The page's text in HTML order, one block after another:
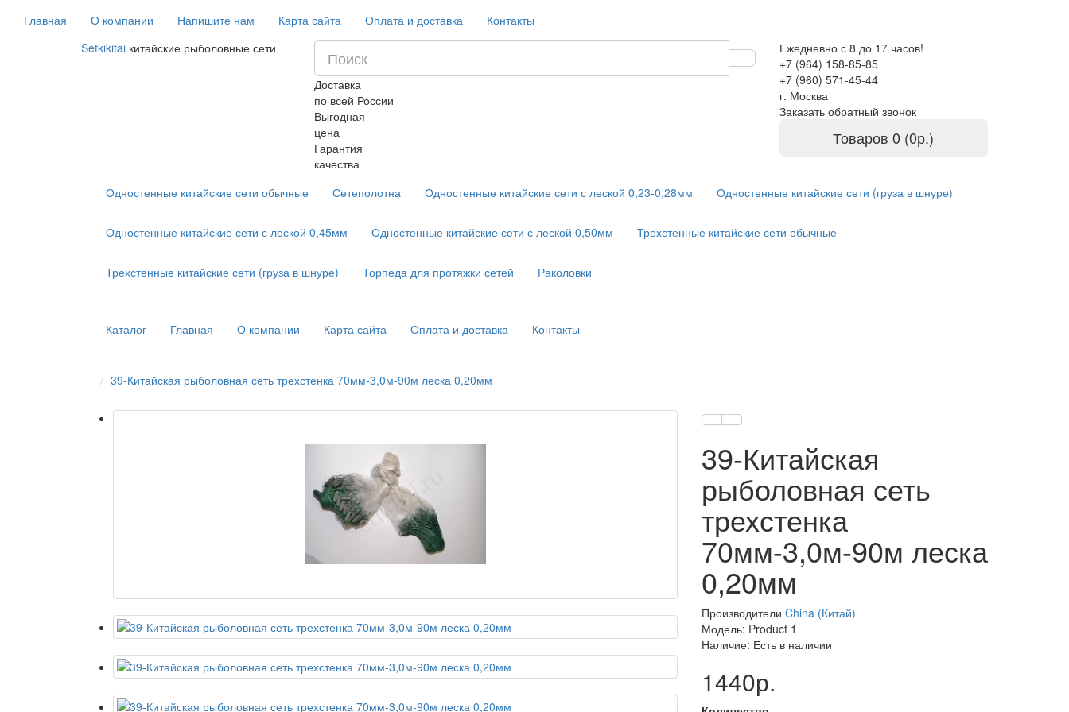
Главная О компании Напишите нам Карта сайта Оплата и доставка
Контакты
Setkikitai китайские рыболовные сети
Доставка
по всей России
Выгодная
цена
Гарантия
качества
Ежедневно с 8 до 17 часов!
+7 (964) 158-85-85
+7 (960) 571-45-44
г. Москва
Заказать обратный звонок
Товаров 0 (0р.)
Одностенные китайские сети обычные Сетеполотна Одностенные китайские сети с леской 0,23-0,28мм Одностенные китайские сети (груза в шнуре)
Одностенные китайские сети с леской 0,45мм Одностенные китайские сети с леской 0,50мм Трехстенные китайские сети обычные
Трехстенные китайские сети (груза в шнуре) Торпеда для протяжки сетей Раколовки
Каталог Главная О компании Карта сайта Оплата и доставка Контакты
39-Китайская рыболовная сеть трехстенка 70мм-3,0м-90м леска 0,20мм
39-Китайская
рыболовная сеть
трехстенка
70мм-3,0м-90м леска
0,20мм
Производители China (Китай)
Модель: Product 1
Наличие: Есть в наличии
1440р.